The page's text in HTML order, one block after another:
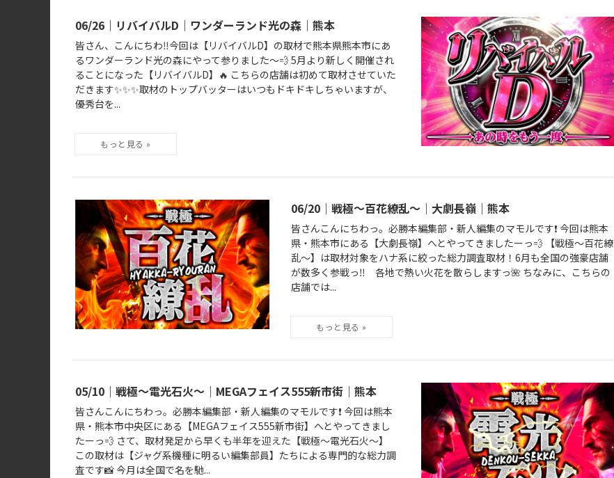
06/26｜リバイバルD｜ワンダーランド光の森｜熊本
皆さん、こんにちわ‼️今回は【リバイバルD】の取材で熊本県熊本市にあ
るワンダーランド光の森にやって参りました～💨 5月より新しく開催され
ることになった【リバイバルD】🔥 こちらの店舗は初めて取材させていた
だきます✨✨✨取材のトップバッターはいつもドキドキしちゃいますが、
優秀台を...
06/20｜戦極～百花繚乱～｜大劇長嶺｜熊本
皆さんこんにちわっ。必勝本編集部・新人編集のマモルです❗️ 今回は熊本
県・熊本市にある【大劇長嶺】へとやってきましたーっ💨 【戦極～百花繚
乱～】は取材対象をハナ系に絞った総力調査取材！6月も全国の強豪店舗
が数多く参戦っ‼️ 各地で熱い火花を散らしますっ🌺 ちなみに、こちらの
店舗では...
05/10｜戦極～電光石火～｜MEGAフェイス555新市街｜熊本
皆さんこんにちわっ。必勝本編集部・新人編集のマモルです❗️ 今回は熊本
県・熊本市中央区にある【MEGAフェイス555新市街】へとやってきまし
たーっ💨 さて、取材発足から早くも半年を迎えた【戦極～電光石火～】
この取材は【ジャグ系機種に明るい編集部員】たちによる専門的な総力調
査です📸 今月は全国で名を馳...